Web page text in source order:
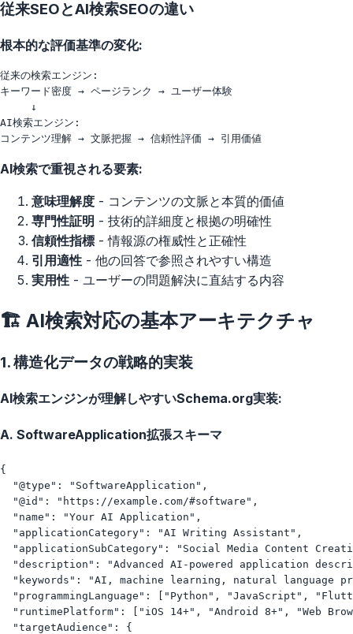
従来SEOとAI検索SEOの違い
根本的な評価基準の変化:
従来の検索エンジン:
キーワード密度 → ページランク → ユーザー体験
↓
AI検索エンジン:
AI検索で重視される要素:
意味理解度 - コンテンツの文脈と本質的価値
専門性証明 - 技術的詳細度と根拠の明確性
信頼性指標 - 情報源の権威性と正確性
引用適性 - 他の回答で参照されやすい構造
実用性 - ユーザーの問題解決に直結する内容
🏗️ AI検索対応の基本アーキテクチャ
1. 構造化データの戦略的実装
AI検索エンジンが理解しやすいSchema.org実装:
A. SoftwareApplication拡張スキーマ
{
  "@type": "SoftwareApplication",
  "@id": "https://example.com/#software",
  "name": "Your AI Application",
  "applicationCategory": "AI Writing Assistant",
"applicationSubCategory": "Social Media Content
"description": "Advanced AI-powered application
"keywords": "AI, machine learning, natural language
"programmingLanguage": ["Python", "JavaScript",
"runtimePlatform": ["iOS 14+", "Android 8+", "Web
  "targetAudience": {